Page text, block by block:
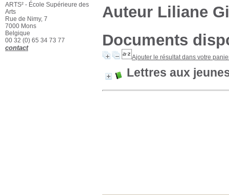
Auteur Liliane
Documents
Ajouter le résultat dans votre
Lettres aux
ARTS² - École Supérieure des
Arts
Rue de Nimy, 7
7000 Mons
Belgique
00 32 (0) 65 34 73 77
contact